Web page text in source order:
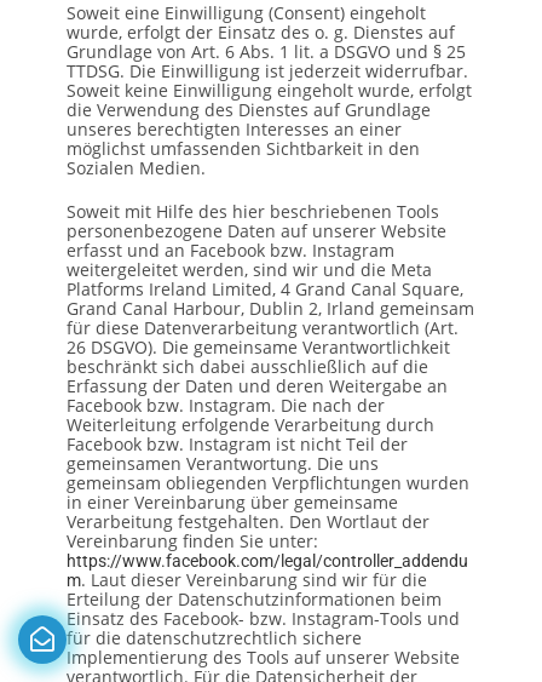
Soweit eine Einwilligung (Consent) eingeholt
wurde, erfolgt der Einsatz des o. g. Dienstes auf
Grundlage von Art. 6 Abs. 1 lit. a DSGVO und § 25
TTDSG. Die Einwilligung ist jederzeit widerrufbar.
Soweit keine Einwilligung eingeholt wurde, erfolgt
die Verwendung des Dienstes auf Grundlage
unseres berechtigten Interesses an einer
möglichst umfassenden Sichtbarkeit in den
Sozialen Medien.
Soweit mit Hilfe des hier beschriebenen Tools
personenbezogene Daten auf unserer Website
erfasst und an Facebook bzw. Instagram
weitergeleitet werden, sind wir und die Meta
Platforms Ireland Limited, 4 Grand Canal Square,
Grand Canal Harbour, Dublin 2, Irland gemeinsam
für diese Datenverarbeitung verantwortlich (Art.
26 DSGVO). Die gemeinsame Verantwortlichkeit
beschränkt sich dabei ausschließlich auf die
Erfassung der Daten und deren Weitergabe an
Facebook bzw. Instagram. Die nach der
Weiterleitung erfolgende Verarbeitung durch
Facebook bzw. Instagram ist nicht Teil der
gemeinsamen Verantwortung. Die uns
gemeinsam obliegenden Verpflichtungen wurden
in einer Vereinbarung über gemeinsame
Verarbeitung festgehalten. Den Wortlaut der
Vereinbarung finden Sie unter:
https://www.facebook.com/legal/controller_addendu
m. Laut dieser Vereinbarung sind wir für die
Erteilung der Datenschutzinformationen beim
Einsatz des Facebook- bzw. Instagram-Tools und
für die datenschutzrechtlich sichere
Implementierung des Tools auf unserer Website
verantwortlich. Für die Datensicherheit der